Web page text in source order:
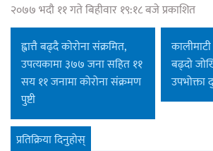
२०७७ भदौ ११ गते बिहीवार १९:१८ बजे प्रकाशित
ह्वात्तै बढ्दै कोरोना संक्रमित,
उपत्यकामा ३७७ जना सहित ११
सय ११ जनामा कोरोना संक्रमण
पुष्टी
बढ्दो
उपभोक्ता
प्रतिक्रिया दिनुहोस्